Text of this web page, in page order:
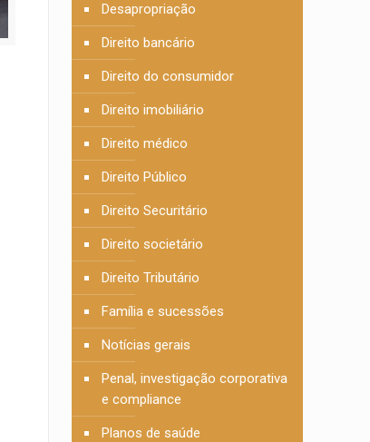
Desapropriação
Direito bancário
Direito do consumidor
Direito imobiliário
Direito médico
Direito Público
Direito Securitário
Direito societário
Direito Tributário
Família e sucessões
Notícias gerais
Penal, investigação corporativa
e compliance
Planos de saúde